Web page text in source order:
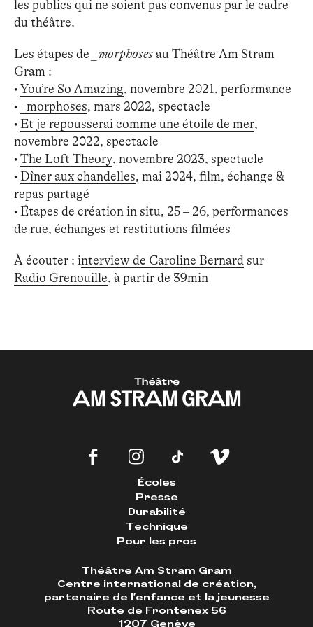
les publics qui ne soient pas convenus par le cadre
du théâtre.
Les étapes de _morphoses au Théâtre Am Stram
Gram :
• You’re So Amazing, novembre 2021, performance
•
_morphoses, mars 2022, spectacle
• Et je repousserai comme une étoile de mer,
novembre 2022, spectacle
• The Loft Theory, novembre 2023, spectacle
• Dîner aux chandelles, mai 2024, film, échange &
repas partagé
• Étapes de création in situ, 25 – 26, performances
de rue, échanges et restitutions filmées
À écouter : interview de Caroline Bernard sur
Radio Grenouille, à partir de 39min
Écoles
Presse
Durabilité
Technique
Pour les pros
Théâtre Am Stram Gram
Centre international de création,
partenaire de l'enfance et la jeunesse
Route de Frontenex 56
1207 Genève